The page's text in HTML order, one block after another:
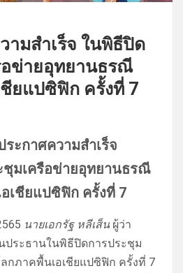
ามสำเร็จ ในพิธีปิด
อข่ายอุทยานธรณี
ยแปซิฟิก ครั้งที่ 7
ระกาศความสำเร็จ
มเครือข่ายอุทยานธรณี
เชียแปซิฟิก ครั้งที่ 7
นายเอกรัฐ หลีเส็น ผู้ว่า
ประธานในพิธีปิดการประชุม
กภาคพื้นเอเชียแปซิฟิก ครั้งที่ 7